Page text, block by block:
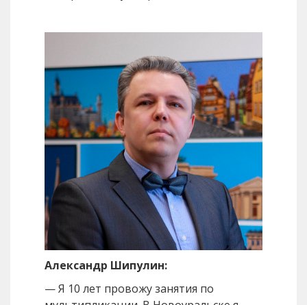
Александр Шипулин:
— Я 10 лет провожу занятия по